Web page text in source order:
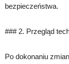
bezpieczeństwa.
### 2. Przegląd
Po dokonaniu